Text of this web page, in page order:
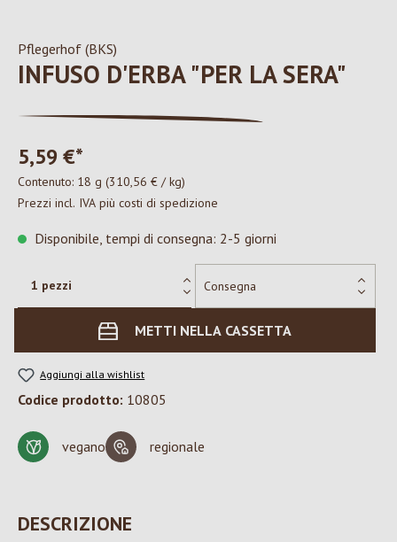
Pflegerhof (BKS)
INFUSO D'ERBA "PER LA SERA"
5,59 €*
Contenuto: 18 g (310,56 € / kg)
Prezzi incl. IVA più costi di spedizione
Disponibile, tempi di consegna: 2-5 giorni
METTI NELLA CASSETTA
Aggiungi alla wishlist
Codice prodotto: 10805
vegano regionale
DESCRIZIONE